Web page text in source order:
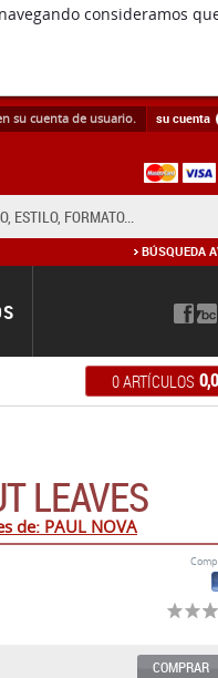
consideramos
su cuenta de usuario. su cuenta
BÚSQUEDA
0 ARTÍCULOS
LEAVES
de: PAUL NOVA
COMPRAR